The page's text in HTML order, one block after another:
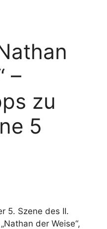
–
zu
5
5. Szene des II.
der Weise“,